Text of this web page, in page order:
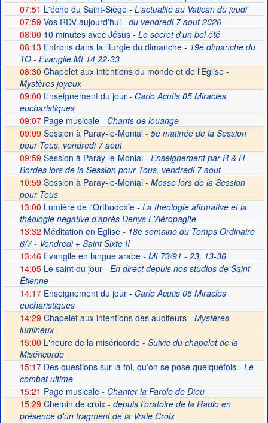
07:51 L'écho du Saint-Siège- L'actualité au Vatican du jeudi
07:59Vos RDV aujourd'hui- du vendredi 7 aout 2026
08:00 10 minutes avec Jésus- Le secret d'un bel été
08:13 Entrons dans la liturgie du dimanche- 19e dimanche du
TO - Evangile Mt 14,22-33
08:30 Chapelet aux intentions du monde et de l'Eglise -
Mystères joyeux
09:00 Enseignement du jour- Carlo Acutis 05 Miracles
eucharistiques
09:07Page musicale- Chants de louange
09:09 Session à Paray-le-Monial - 5e matinée de la Session
pour Tous, vendredi 7 aout
09:59Session à Paray-le-Monial- Enseignement par R & H
Bordes lors de la Session pour Tous, vendredi 7 aout
10:59 Session à Paray-le-Monial - Messe lors de la Session
pour Tous
13:00 Lumière de l'Orthodoxie- La théologie afirmative et la
théologie négative d'après Denys L'Aéropagite
13:32 Méditation en Eglise- 18e semaine du Temps Ordinaire
6/7 - Vendredi + Saint Sixte II
13:46Evangile en langue arabe- Mt 73/91 - 23, 13-36
14:05Le saint du jour- En direct depuis nos studios de Saint-
Étienne
14:17Enseignement du jour- Carlo Acutis 05 Miracles
eucharistiques
14:29 Chapelet aux intentions des auditeurs - Mystères
lumineux
15:00 L'heure de la miséricorde - Suivie du chapelet de la
Miséricorde
15:17Des questions sur la foi, qu'on se pose quelquefois- Le
combat ultime
15:21 Page musicale- Chanter la Parole de Dieu
15:29 Chemin de croix - depuis l'oratoire de la Radio en
présence d'un fragment de la Vraie Croix